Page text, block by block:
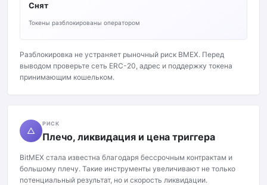
Снят
Токены разблокированы оператором
Разблокировка не устраняет рыночный риск BMEX. Перед
выводом проверьте сеть ERC-20, адрес и поддержку токена
принимающим кошельком.
△
РИСК
Плечо, ликвидация и цена триггера
BitMEX стала известна благодаря бессрочным контрактам и
большому плечу. Такие инструменты увеличивают не только
потенциальный результат, но и скорость ликвидации.